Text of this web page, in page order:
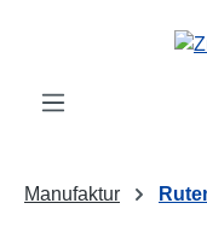
Zum Hauptinhalt
Manufaktur